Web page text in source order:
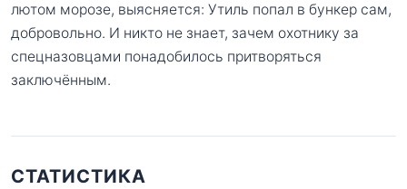
лютом морозе, выясняется: Утиль попал в бункер сам,
добровольно. И никто не знает, зачем охотнику за
спецназовцами понадобилось притворяться
заключённым.
СТАТИСТИКА